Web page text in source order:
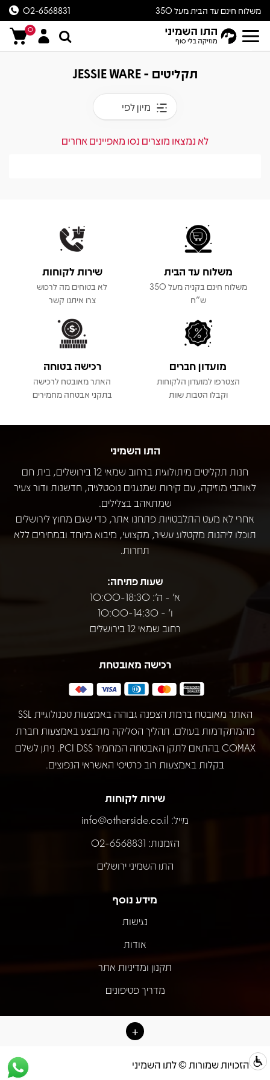
משלוח חינם עד הבית מעל 350
ש״ח
02-6568831
0
תקליטים - JESSIE WARE
מיון לפי
לא נמצאו מוצרים נסו מאפיינים אחרים
משלוח עד הבית
משלוח חינם בקניה מעל 350
ש"ח
שירות לקוחות
לא בטוחים מה לרכוש
צרו איתנו קשר
מועדון חברים
הצטרפו למועדון הלקוחות
וקבלו הטבות שוות
רכישה בטוחה
האתר מאובטח לרכישה
בתקני אבטחה מחמירים
התו השמיני
חנות תקליטים מיתולוגית ברחוב שמאי 12 בירושלים, בית חם
לאוהבי מוזיקה, עם קירות שמנגנים נוסטלגיה, חדשנות ודור צעיר
שמתאהב בצלילים.
אחרי לא מעט התלבטויות פתחנו אתר, כדי שגם מחוץ לירושלים
תוכלו ליהנות מקטלוג עשיר, מקצועי, מיבוא מיוחד ובמחירים ללא
תחרות.
שעות פתיחה:
א' - ה': 10:00-18:30
ו' - 10:00-14:30
רחוב שמאי 12 בירושלים
רכישה מאובטחת
האתר מאובטח ברמת הצפנה גבוהה באמצעות טכנולוגיית SSL
מהמתקדמות בעולם. תהליך הסליקה מתבצע באמצעות חברת
COMAX בהתאם לתקן האבטחה המחמיר PCI DSS. ניתן לשלם
בקלות באמצעות רוב כרטיסי האשראי הנפוצים.
שירות לקוחות
מייל: info@otherside.co.il
הזמנות: 02-6568831
התו השמיני ירושלים
מידע נוסף
נגישות
אודות
תקנון ומדיניות אתר
מדריך פטיפונים
כל הזכויות שמורות © לתו השמיני